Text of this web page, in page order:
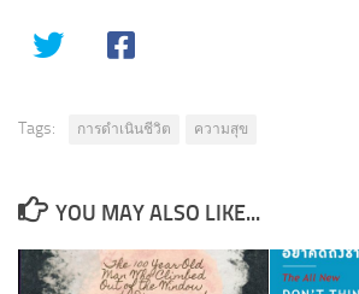
Tags: การดำเนินชีวิต ความสุข
YOU MAY ALSO LIKE...